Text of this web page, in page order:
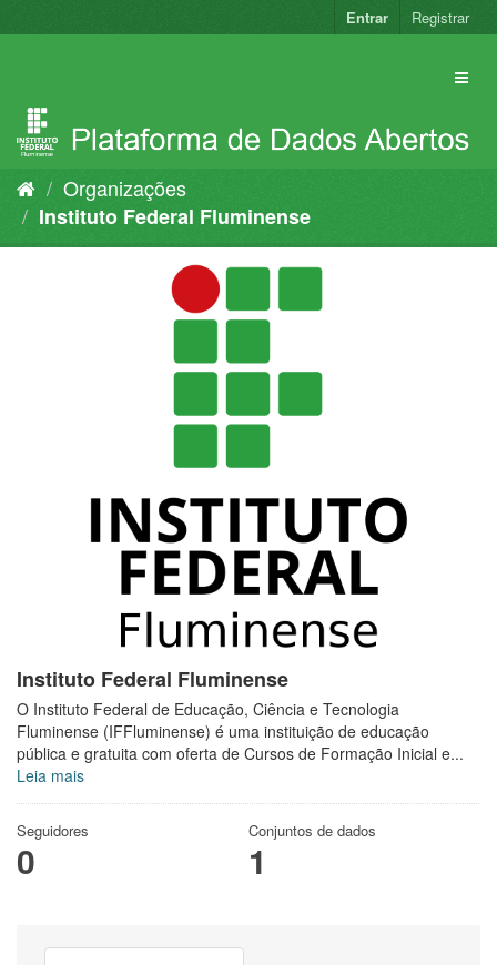
para
Entrar Registrar
Organizações
Instituto Federal Fluminense
Instituto Federal Fluminense
O Instituto Federal de Educação, Ciência e Tecnologia
Fluminense (IFFluminense) é uma instituição de educação
pública e gratuita com oferta de Cursos de Formação Inicial e...
Leia mais
Seguidores
0
Conjuntos de dados
1